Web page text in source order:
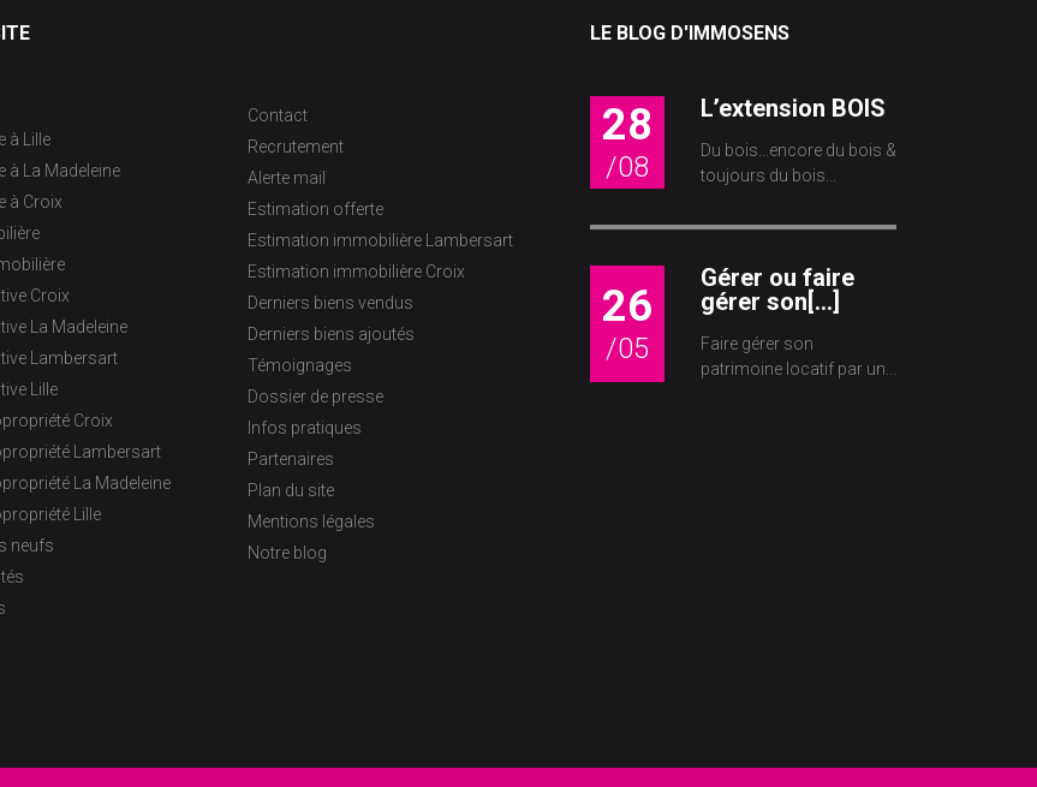
à Lille
à La Madeleine
à Croix
Croix
La Madeleine
Lambersart
Lille
Croix
Lambersart
La Madeleine
Lille
neufs
Contact
Recrutement
Alerte mail
Estimation offerte
Estimation immobilière Lambersart
Estimation immobilière Croix
Derniers biens vendus
Derniers biens ajoutés
Témoignages
Dossier de presse
Infos pratiques
Partenaires
Plan du site
Mentions légales
Notre blog
LE BLOG D'IMMOSENS
28
/08
L’extension BOIS
Du bois...encore du bois &
toujours du bois...
26
/05
Gérer ou faire
gérer son[...]
Faire gérer son
patrimoine locatif par un...